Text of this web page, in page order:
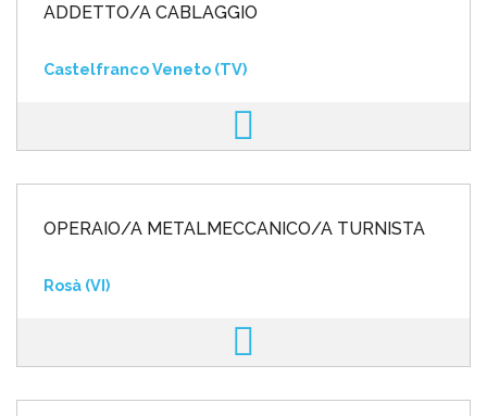
ADDETTO/A CABLAGGIO
Castelfranco Veneto (TV)
OPERAIO/A METALMECCANICO/A TURNISTA
Rosà (VI)